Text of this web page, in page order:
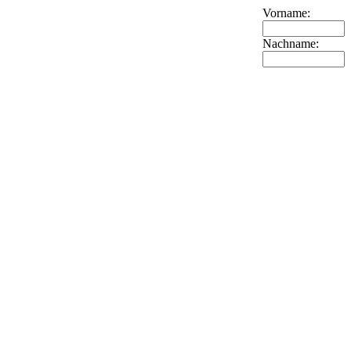
Vorname:
Nachname: